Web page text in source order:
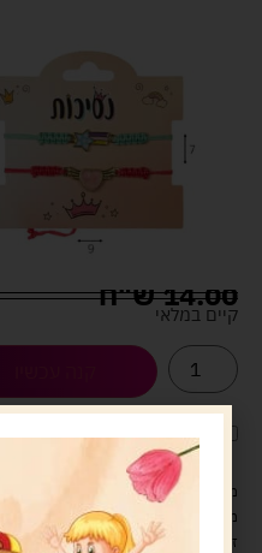
14.00ש"ח
קיים במלאי
לארוז את המוצר באריזת
מעל 329 ש"ח, משלוח עם שליח עד הבית חינם! – 0 ₪
משלוח עם שליח עד הבית: 29 ש"ח
זמן אספקה: עד 4 ימי עסקים.